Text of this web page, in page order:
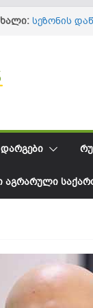
სეზონის
წიწაკის
ქართული
სოკოვანი
შესყიდვის
ᲓᲐᲠᲒᲔᲑᲘ
ᲐᲒᲠᲐᲠᲣᲚᲘ